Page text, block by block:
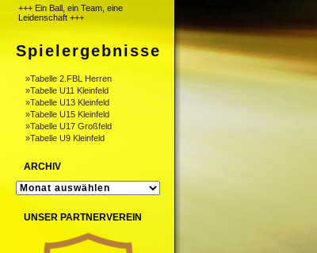
+++ Ein Ball, ein Team, eine
Leidenschaft +++
Spielergebnisse
»Tabelle 2.FBL Herren
»Tabelle U11 Kleinfeld
»Tabelle U13 Kleinfeld
»Tabelle U15 Kleinfeld
»Tabelle U17 Großfeld
»Tabelle U9 Kleinfeld
ARCHIV
ARCHIV
UNSER PARTNERVEREIN